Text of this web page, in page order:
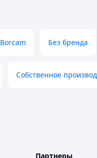
Borcam Без бренда
Собственное
Партнеры